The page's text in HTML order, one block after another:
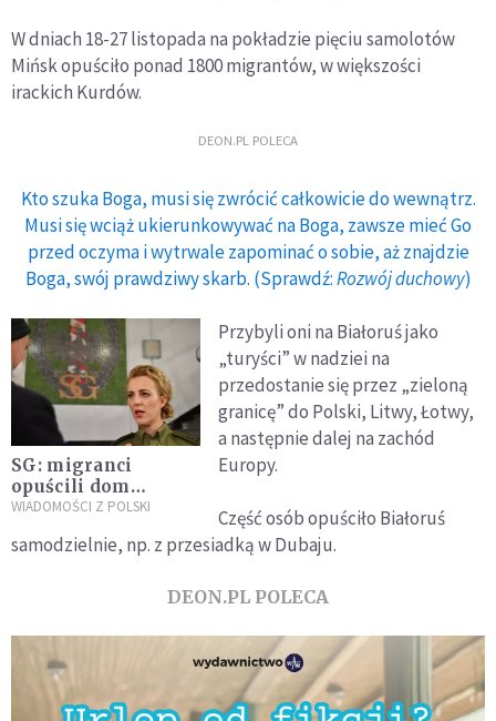
W dniach 18-27 listopada na pokładzie pięciu samolotów
Mińsk opuściło ponad 1800 migrantów, w większości
irackich Kurdów.
DEON.PL POLECA
Kto szuka Boga, musi się zwrócić całkowicie do wewnątrz.
Musi się wciąż ukierunkowywać na Boga, zawsze mieć Go
przed oczyma i wytrwale zapominać o sobie, aż znajdzie
Boga, swój prawdziwy skarb. (Sprawdź:Rozwój duchowy)
SG: migranci
opuścili dom
otwarty fundacji
deklarowali chęć
WIADOMOŚCI Z POLSKI
Przybyli oni na Białoruś jako
„turyści” w nadziei na
przedostanie się przez „zieloną
granicę” do Polski, Litwy, Łotwy,
a następnie dalej na zachód
Europy.
Część osób opuściło Białoruś
samodzielnie, np. z przesiadką w Dubaju.
DEON.PL POLECA